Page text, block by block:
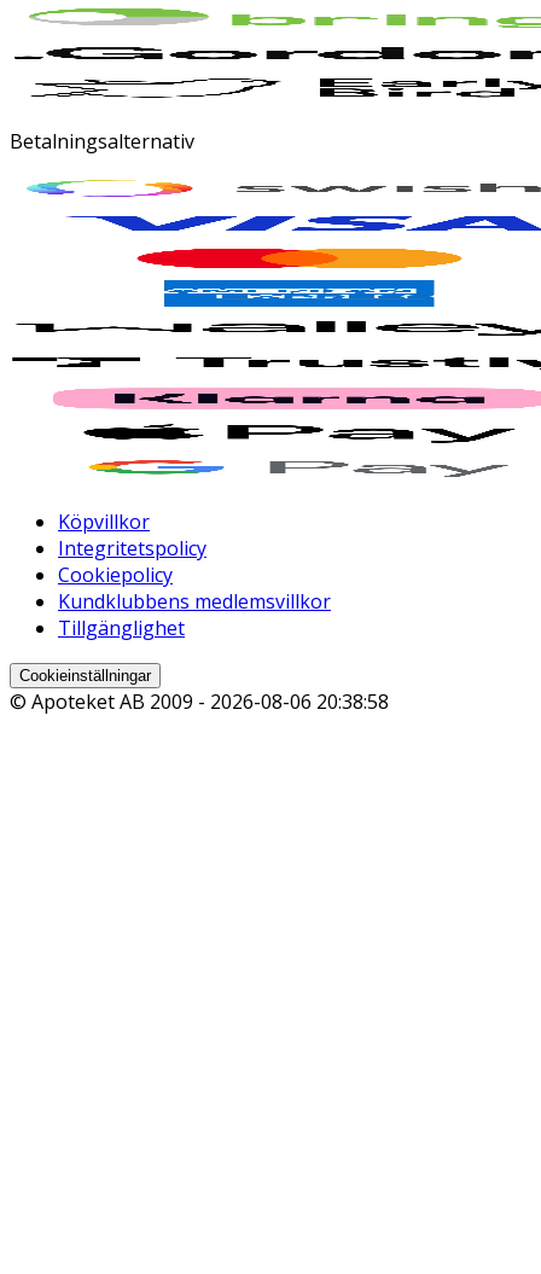
Betalningsalternativ
Köpvillkor
Integritetspolicy
Cookiepolicy
Kundklubbens medlemsvillkor
Tillgänglighet
Cookieinställningar
© Apoteket AB 2009 - 2026-08-06 20:38:58